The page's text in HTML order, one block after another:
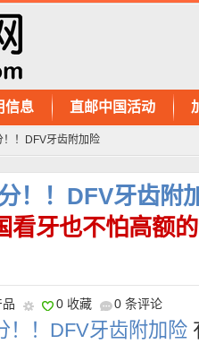
信息 直邮中国活动
！DFV牙齿附加险
！！DFV牙齿附
看牙也不怕高额
0 收藏 0 条评论
！！DFV牙齿附加险